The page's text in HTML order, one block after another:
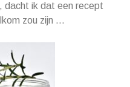
dacht ik dat een recept
zou zijn …